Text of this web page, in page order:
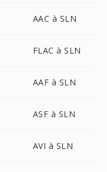
AAC à SLN
FLAC à SLN
AAF à SLN
ASF à SLN
AVI à SLN